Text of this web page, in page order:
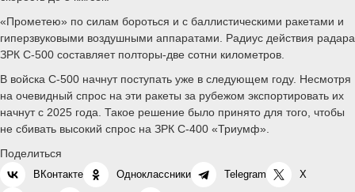
«Прометею» по силам бороться и с баллистическими ракетами и
гиперзвуковыми воздушными аппаратами. Радиус действия радара
ЗРК С-500 составляет полторы-две сотни километров.
В войска С-500 начнут поступать уже в следующем году. Несмотря
на очевидный спрос на эти ракеты за рубежом экспортировать их
начнут с 2025 года. Такое решение было принято для того, чтобы
не сбивать высокий спрос на ЗРК С-400 «Триумф».
Поделиться
ВКонтакте Одноклассники Telegram X